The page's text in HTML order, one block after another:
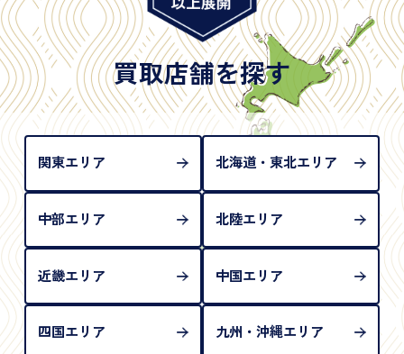
※日本国政府発行のもの
※2020年2月4日以降に申請された新型パスポートに
は「所持人記入欄（住所記載欄）」が存在しないた
め、単体では古物営業法上の本人確認書類として認
められない（住所確認ができないため）。補助書類
が必要となります
買取店舗を探す
関東エリア 北海道・東北エリア
中部エリア 北陸エリア
近畿エリア 中国エリア
四国エリア 九州・沖縄エリア